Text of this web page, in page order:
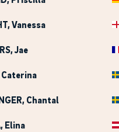
, Vanessa
, Jae
Caterina
, Chantal
, Elina